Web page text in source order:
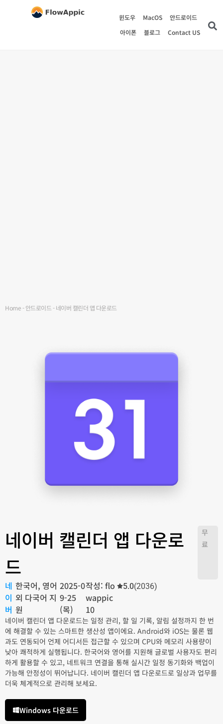
윈도우 MacOS
안드로이드
아이폰
블로그 Contact US
Home-안드로이드-네이버 캘린더 앱 다운로드
네이버 캘린더 앱 다운로
드
무
료
네
이
버
한국어, 영어
외 다국어 지
원
2025-0
9-25
(목)
작성: flo
wappic
10
5.0(2036)
네이버 캘린더 앱 다운로드는 일정 관리, 할 일 기록, 알림 설정까지 한 번
에 해결할 수 있는 스마트한 생산성 앱이에요. Android와 iOS는 물론 웹
과도 연동되어 언제 어디서든 접근할 수 있으며 CPU와 메모리 사용량이
낮아 쾌적하게 실행됩니다. 한국어와 영어를 지원해 글로벌 사용자도 편리
하게 활용할 수 있고, 네트워크 연결을 통해 실시간 일정 동기화와 백업이
가능해 안정성이 뛰어납니다. 네이버 캘린더 앱 다운로드로 일상과 업무를
더욱 체계적으로 관리해 보세요.
Windows 다운로드